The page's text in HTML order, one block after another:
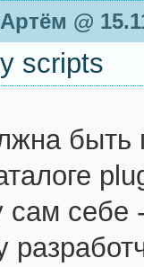
@
scripts
быть
сам себе